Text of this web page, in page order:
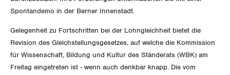
GEWERKSCHAFTSMITGLIED WERDEN
LOHNRECHNER
WEITERBILDUNG
DER SGB
WIR ÜBER UNS
GREMIEN
Publikationen
Spontandemo in der Berner Innenstadt.
Gelegenheit zu Fortschritten bei der Lohngleichheit bietet die
Revision des Gleichstellungsgesetzes, auf welche die Kommission
für Wissenschaft, Bildung und Kultur des Ständerats (WBK) am
Freitag eingetreten ist - wenn auch denkbar knapp. Die vom